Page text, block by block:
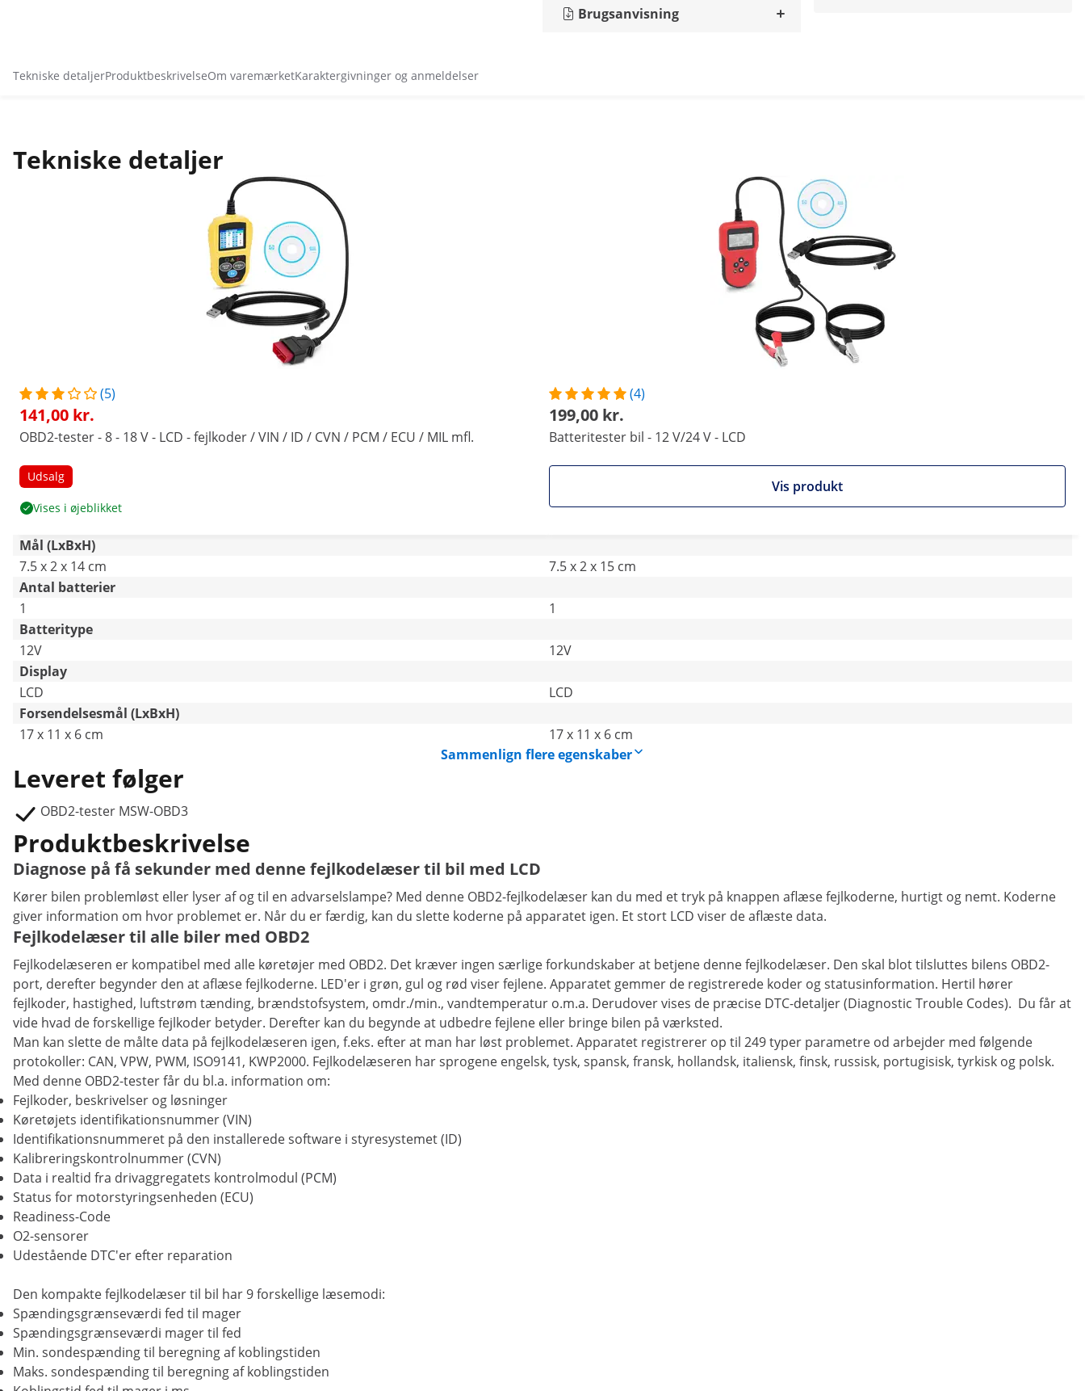
Brugsanvisning
Tekniske detaljerProduktbeskrivelseOm varemærketKaraktergivninger og anmeldelser
Tekniske detaljer
(5)
141,00 kr.
OBD2-tester - 8 - 18 V - LCD - fejlkoder / VIN / ID / CVN / PCM / ECU / MIL mfl.
Udsalg
Vises i øjeblikket
(4)
199,00 kr.
Batteritester bil - 12 V/24 V - LCD
Vis produkt
Mål (LxBxH)
7.5 x 2 x 14 cm
7.5 x 2 x 15 cm
Antal batterier
1
1
Batteritype
12V
12V
Display
LCD
LCD
Forsendelsesmål (LxBxH)
17 x 11 x 6 cm
17 x 11 x 6 cm
Sammenlign flere egenskaber
Leveret følger
OBD2-tester MSW-OBD3
Produktbeskrivelse
Diagnose på få sekunder med denne fejlkodelæser til bil med LCD
Kører bilen problemløst eller lyser af og til en advarselslampe? Med denne OBD2-fejlkodelæser kan du med et tryk på knappen aflæse fejlkoderne, hurtigt og nemt. Koderne
giver information om hvor problemet er. Når du er færdig, kan du slette koderne på apparatet igen. Et stort LCD viser de aflæste data.
Fejlkodelæser til alle biler med OBD2
Fejlkodelæseren er kompatibel med alle køretøjer med OBD2. Det kræver ingen særlige forkundskaber at betjene denne fejlkodelæser. Den skal blot tilsluttes bilens OBD2-
port, derefter begynder den at aflæse fejlkoderne. LED'er i grøn, gul og rød viser fejlene. Apparatet gemmer de registrerede koder og statusinformation. Hertil hører
fejlkoder, hastighed, luftstrøm tænding, brændstofsystem, omdr./min., vandtemperatur o.m.a. Derudover vises de præcise DTC-detaljer (Diagnostic Trouble Codes). Du får at
vide hvad de forskellige fejlkoder betyder. Derefter kan du begynde at udbedre fejlene eller bringe bilen på værksted.
Man kan slette de målte data på fejlkodelæseren igen, f.eks. efter at man har løst problemet. Apparatet registrerer op til 249 typer parametre od arbejder med følgende
protokoller: CAN, VPW, PWM, ISO9141, KWP2000. Fejlkodelæseren har sprogene engelsk, tysk, spansk, fransk, hollandsk, italiensk, finsk, russisk, portugisisk, tyrkisk og polsk.
Med denne OBD2-tester får du bl.a. information om:
Fejlkoder, beskrivelser og løsninger
Køretøjets identifikationsnummer (VIN)
Identifikationsnummeret på den installerede software i styresystemet (ID)
Kalibreringskontrolnummer (CVN)
Data i realtid fra drivaggregatets kontrolmodul (PCM)
Status for motorstyringsenheden (ECU)
Readiness-Code
O2-sensorer
Udestående DTC'er efter reparation
Den kompakte fejlkodelæser til bil har 9 forskellige læsemodi:
Spændingsgrænseværdi fed til mager
Spændingsgrænseværdi mager til fed
Min. sondespænding til beregning af koblingstiden
Maks. sondespænding til beregning af koblingstiden